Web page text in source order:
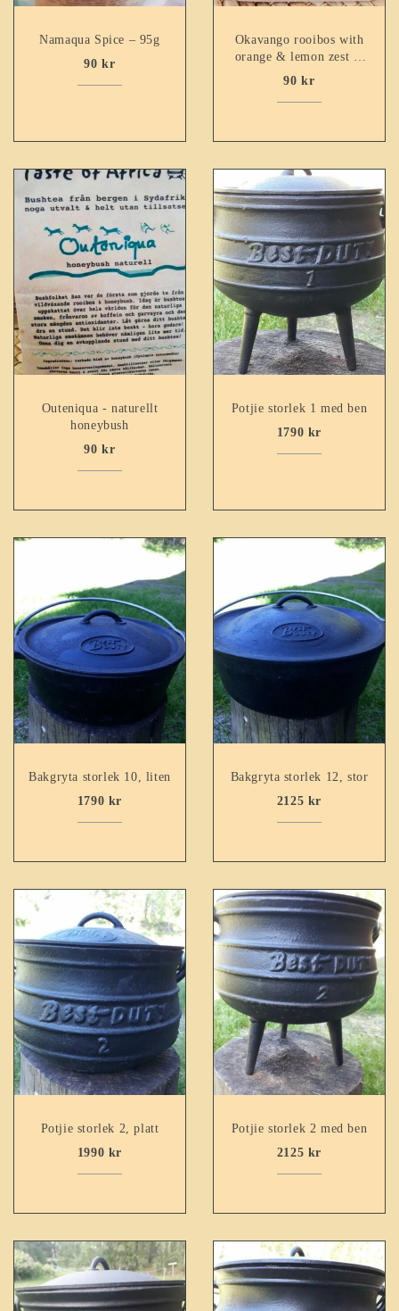
Namaqua Spice – 95g
90kr
Okavango rooibos with
orange & lemon zest &
ginger
90kr
Outeniqua - naturellt
honeybush
90kr
Potjie storlek 1 med ben
1790 kr
Bakgryta storlek 10, liten
1790 kr
Bakgryta storlek 12, stor
2125 kr
Potjie storlek 2, platt
1990 kr
Potjie storlek 2 med ben
2125 kr